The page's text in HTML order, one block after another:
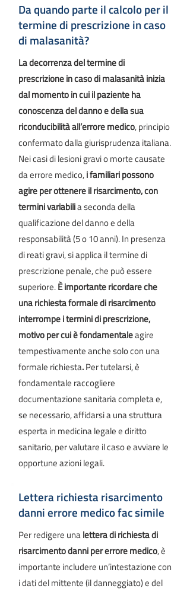
Da quando parte il calcolo per il
termine di prescrizione in caso
di malasanità?
La decorrenza del termine di
prescrizione in caso di malasanità inizia
dal momento in cui il paziente ha
conoscenza del danno e della sua
riconducibilità all’errore medico, principio
confermato dalla giurisprudenza italiana.
Nei casi di lesioni gravi o morte causate
da errore medico,i familiari possono
agire per ottenere il risarcimento, con
termini variabilia seconda della
qualificazione del danno e della
responsabilità (5 o 10 anni). In presenza
di reati gravi, si applica il termine di
prescrizione penale, che può essere
superiore.È importante ricordare che
una richiesta formale di risarcimento
interrompe i termini di prescrizione,
motivo per cui è fondamentaleagire
tempestivamente anche solo con una
formale richiesta.Per tutelarsi, è
fondamentale raccogliere
documentazione sanitaria completa e,
se necessario, affidarsi a una struttura
esperta in medicina legale e diritto
sanitario, per valutare il caso e avviare le
opportune azioni legali.
Lettera richiesta risarcimento
danni errore medico fac simile
Per redigere unalettera di richiesta di
risarcimento danni per errore medico, è
importante includere un’intestazione con
i dati del mittente (il danneggiato) e del